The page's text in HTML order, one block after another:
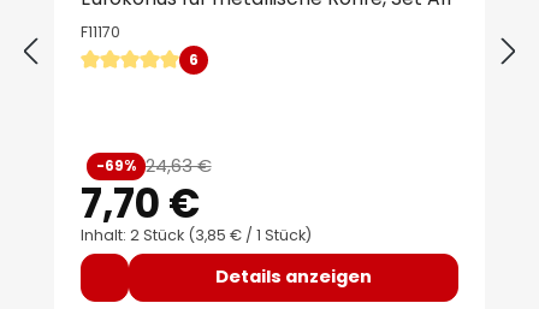
F11170
Durchschnittliche Bewertung von 5 von 5 Sternen
6
Verkaufspreis:
7,70 €
Regulärer Preis:
24,63 €
-69%
Inhalt: 2 Stück (3,85 € / 1 Stück)
Details anzeigen